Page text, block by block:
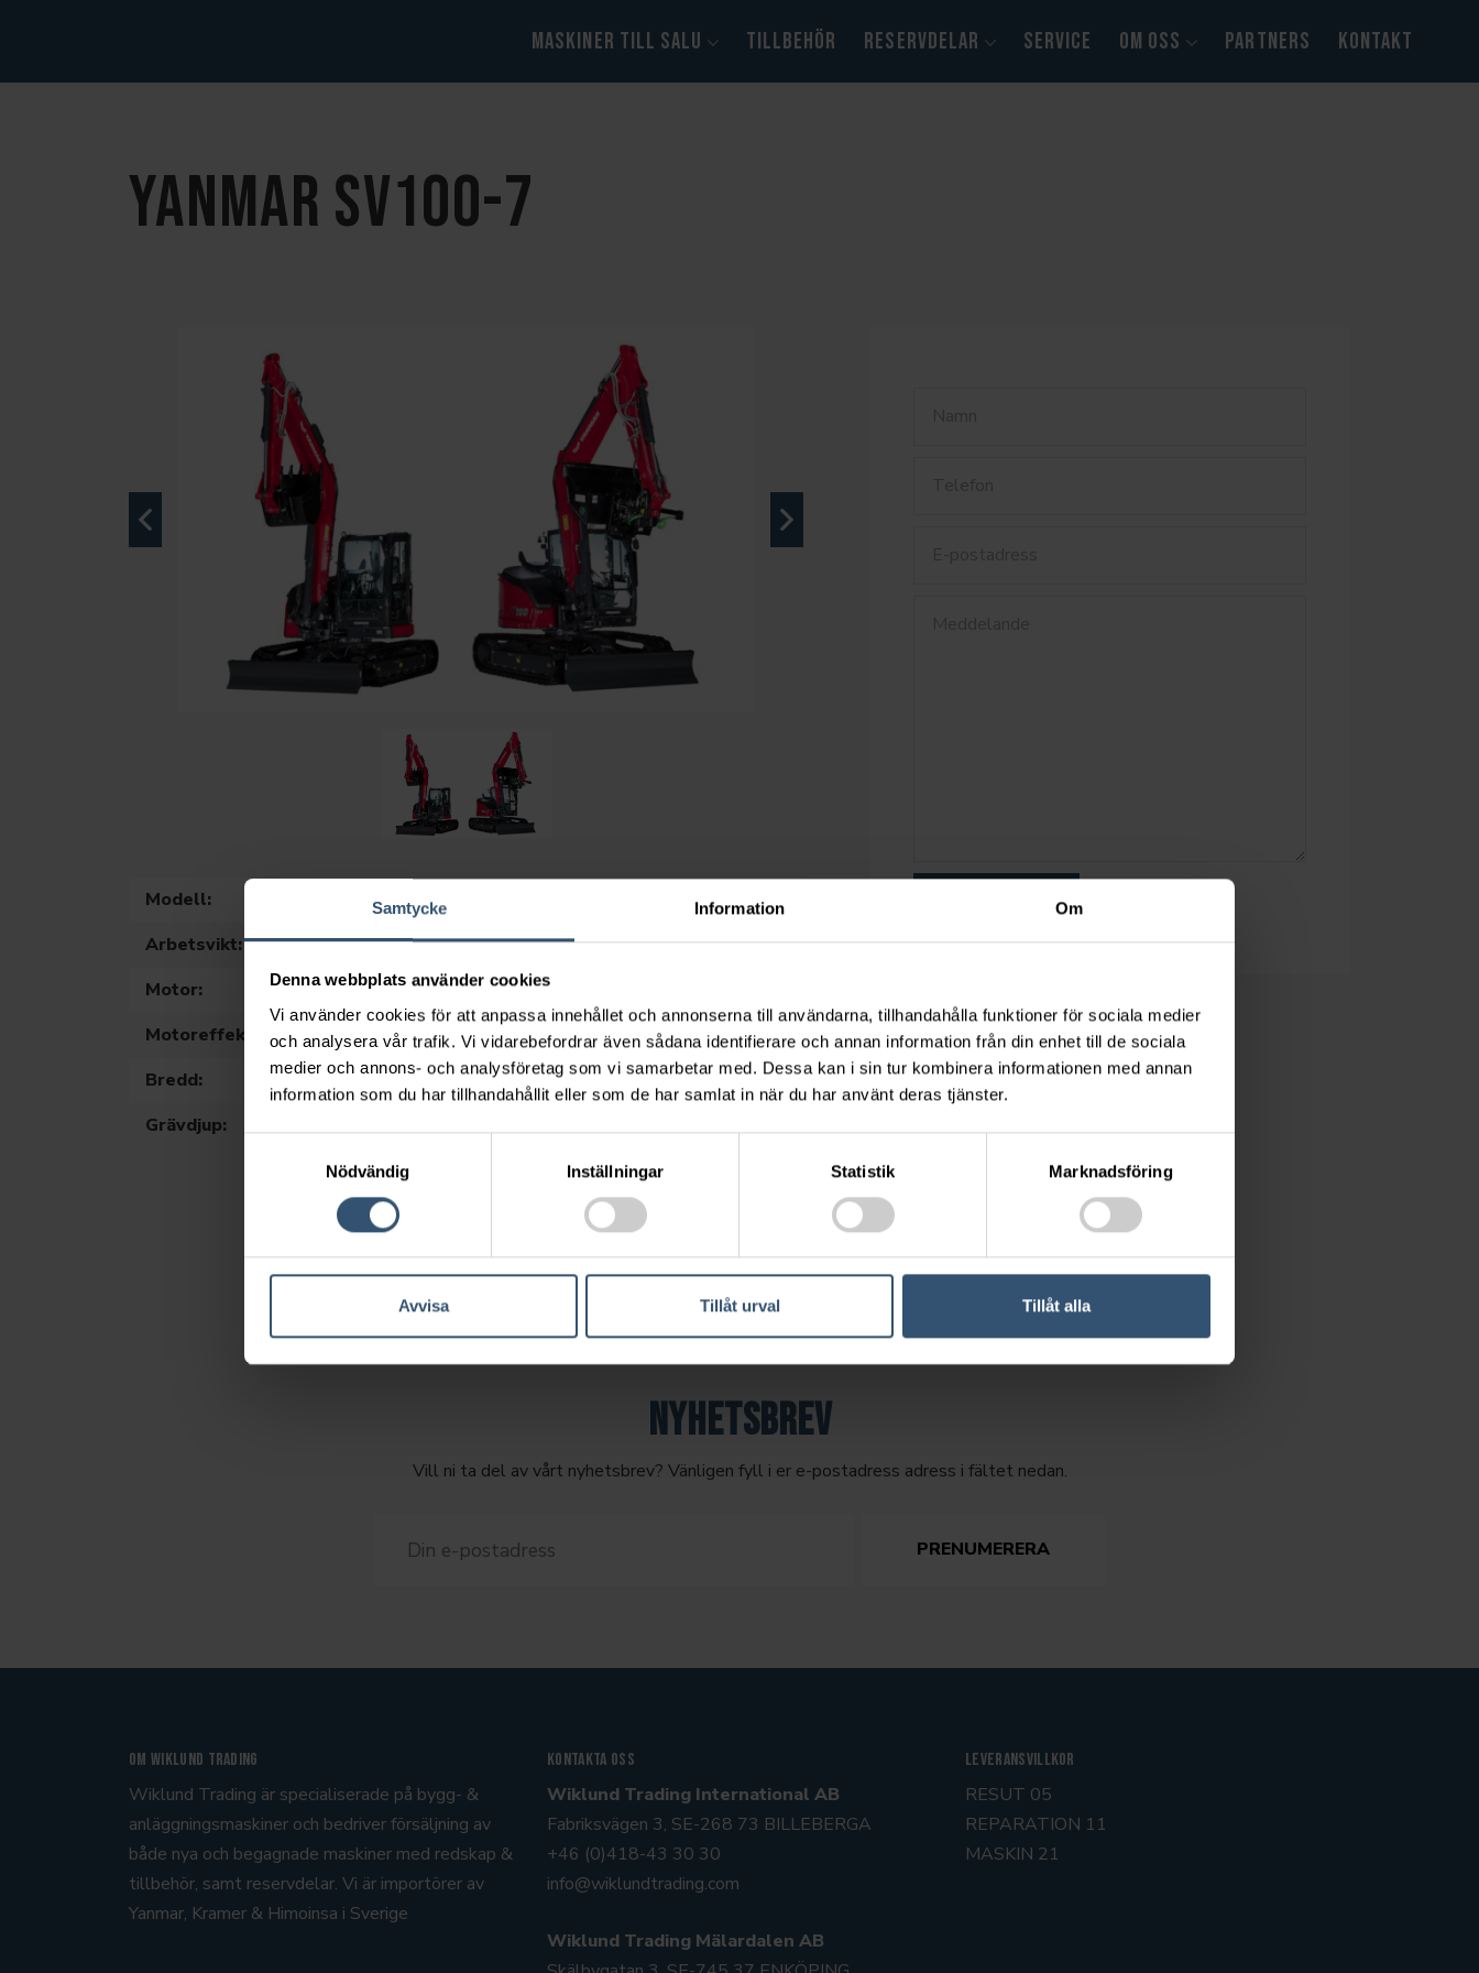
Samtycke Information Om
Denna webbplats använder cookies
Vi använder cookies för att anpassa innehållet och annonserna till användarna, tillhandahålla funktioner för sociala medier
och analysera vår trafik. Vi vidarebefordrar även sådana identifierare och annan information från din enhet till de sociala
medier och annons- och analysföretag som vi samarbetar med. Dessa kan i sin tur kombinera informationen med annan
information som du har tillhandahållit eller som de har samlat in när du har använt deras tjänster.
Nödvändig
Inställningar Statistik Marknadsföring
Avvisa Tillåt urval Tillåt alla
MASKINER TILL SALU TILLBEHÖR RESERVDELAR SERVICE OM OSS PARTNERS KONTAKT
YANMAR SV100-7
Modell:
Arbetsvikt:
9.705 kg
Motor:
Yanmar 4-cyl
Motoreffekt:
51 kW / 69 hk
Bredd:
2320 mm
Grävdjup:
NYHETSBREV
Vill ni ta del av vårt nyhetsbrev? Vänligen fyll i er e-postadress adress i fältet nedan.
Om Wiklund Trading
Wiklund Trading är specialiserade på bygg- &
anläggningsmaskiner och bedriver försäljning av
både nya och begagnade maskiner med redskap &
tillbehör, samt reservdelar. Vi är importörer av
Yanmar, Kramer & Himoinsa i Sverige
Kontakta oss
Wiklund Trading International AB
Fabriksvägen 3, SE-268 73 BILLEBERGA
+46 (0)418-43 30 30
info@wiklundtrading.com
Wiklund Trading Mälardalen AB
Leveransvillkor
RESUT 05
REPARATION 11
MASKIN 21